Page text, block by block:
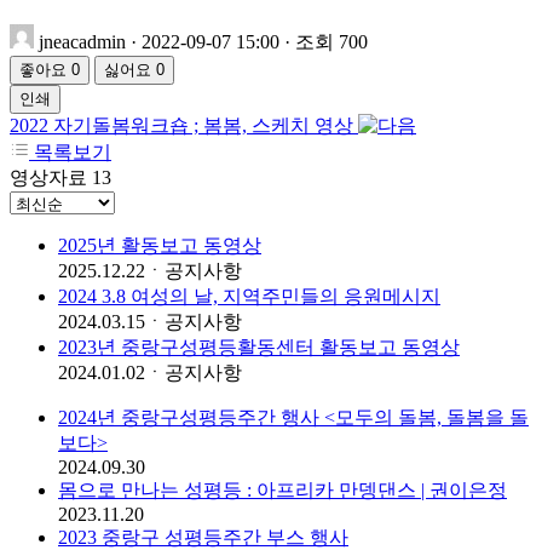
jneacadmin · 2022-09-07 15:00 · 조회 700
좋아요 0 싫어요 0
인쇄
2022 자기돌봄워크숍 ; 봄봄, 스케치 영상
목록보기
영상자료 13
2025년 활동보고 동영상
2025.12.22 ㆍ 공지사항
2024 3.8 여성의 날, 지역주민들의 응원메시지
2024.03.15 ㆍ 공지사항
2023년 중랑구성평등활동센터 활동보고 동영상
2024.01.02 ㆍ 공지사항
2024년 중랑구성평등주간 행사 <모두의 돌봄, 돌봄을 돌
보다>
2024.09.30
몸으로 만나는 성평등 : 아프리카 만뎅댄스 | 권이은정
2023.11.20
2023 중랑구 성평등주간 부스 행사